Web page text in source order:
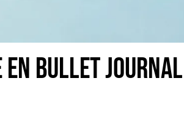
en Bullet Journal